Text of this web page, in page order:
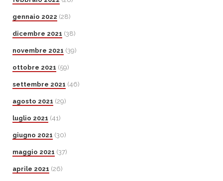
gennaio 2022 (28)
dicembre 2021 (38)
novembre 2021 (39)
ottobre 2021 (59)
settembre 2021 (46)
agosto 2021 (29)
luglio 2021 (41)
giugno 2021 (30)
maggio 2021 (37)
aprile 2021 (26)